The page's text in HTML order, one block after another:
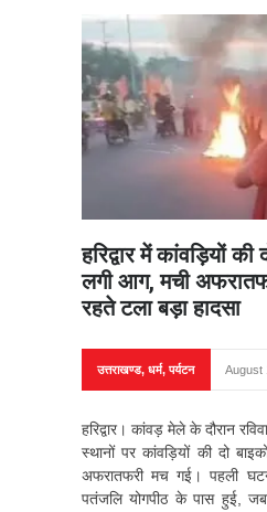
हरिद्वार में कांवड़ियों की
लगी आग, मची
रहते टला बड़ा हादसा
उत्तराखण्ड, धर्म,पर्यटन August
हरिद्वार। कांवड़ मेले के दौरान
स्थानों पर कांवड़ियों की दो
अफरातफरी मच गई। पहली घटना
पतंजलि योगपीठ के पास हुई,